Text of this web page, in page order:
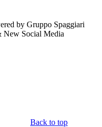
by Gruppo Spaggiari
New Social Media
Back to top